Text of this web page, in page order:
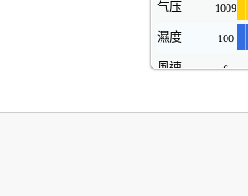
气压 1009
濕度 100
風速 6